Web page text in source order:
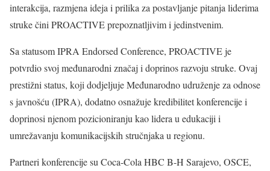
interakcija, razmjena ideja i prilika za postavljanje pitanja liderima
struke čini PROACTIVE prepoznatljivim i jedinstvenim.
Sa statusom IPRA Endorsed Conference, PROACTIVE je
potvrdio svoj međunarodni značaj i doprinos razvoju struke. Ovaj
prestižni status, koji dodjeljuje Međunarodno udruženje za odnose
s javnošću (IPRA), dodatno osnažuje kredibilitet konferencije i
doprinosi njenom pozicioniranju kao lidera u edukaciji i
umrežavanju komunikacijskih stručnjaka u regionu.
Partneri konferencije su Coca-Cola HBC B-H Sarajevo, OSCE,